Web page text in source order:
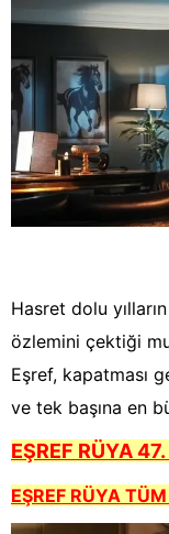
Hasret dolu
özlemini çektiği
Eşref, kapatması
ve tek başına en
EŞREF RÜYA
EŞREF RÜYA